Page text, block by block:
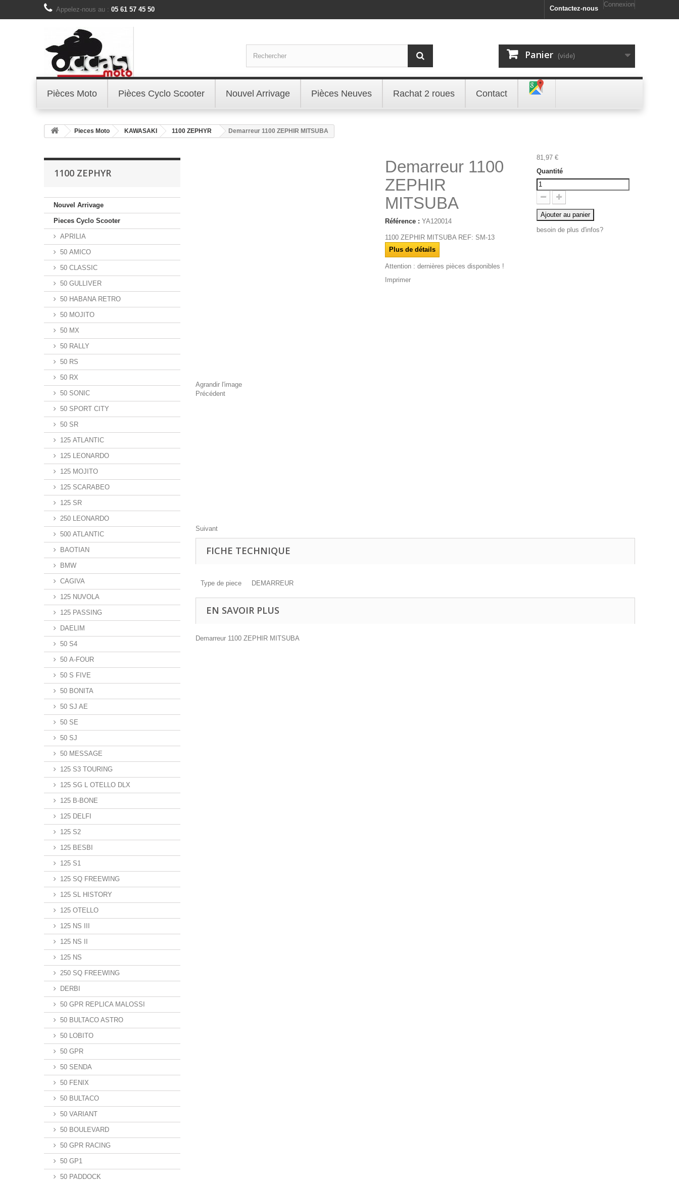
Connexion
Contactez-nous
Appelez-nous au : 05 61 57 45 50
Panier (vide)
Pièces Moto Pièces Cyclo Scooter Nouvel Arrivage Pièces Neuves Rachat 2 roues Contact
Pieces Moto KAWASAKI 1100 ZEPHYR Demarreur 1100 ZEPHIR MITSUBA
1100 ZEPHYR
Nouvel Arrivage
Pieces Cyclo Scooter
APRILIA
50 AMICO
50 CLASSIC
50 GULLIVER
50 HABANA RETRO
50 MOJITO
50 MX
50 RALLY
50 RS
50 RX
50 SONIC
50 SPORT CITY
50 SR
125 ATLANTIC
125 LEONARDO
125 MOJITO
125 SCARABEO
125 SR
250 LEONARDO
500 ATLANTIC
BAOTIAN
BMW
CAGIVA
125 NUVOLA
125 PASSING
DAELIM
50 S4
50 A-FOUR
50 S FIVE
50 BONITA
50 SJ AE
50 SE
50 SJ
50 MESSAGE
125 S3 TOURING
125 SG L OTELLO DLX
125 B-BONE
125 DELFI
125 S2
125 BESBI
125 S1
125 SQ FREEWING
125 SL HISTORY
125 OTELLO
125 NS III
125 NS II
125 NS
250 SQ FREEWING
DERBI
50 GPR REPLICA MALOSSI
50 BULTACO ASTRO
50 LOBITO
50 GPR
50 SENDA
50 FENIX
50 BULTACO
50 VARIANT
50 BOULEVARD
50 GPR RACING
50 GP1
50 PADDOCK
Agrandir l'image
Précédent
Suivant
Demarreur 1100
ZEPHIR
MITSUBA
Référence : YA120014
1100 ZEPHIR MITSUBA REF: SM-13
Plus de détails
Attention : dernières pièces disponibles !
Imprimer
81,97 €
Quantité
Ajouter au panier
besoin de plus d'infos?
FICHE TECHNIQUE
Type de piece DEMARREUR
EN SAVOIR PLUS
Demarreur 1100 ZEPHIR MITSUBA